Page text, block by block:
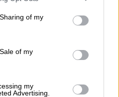
of my
of my
my
Advertising.
vacunación contra el
45% de los españoles ha
de la vacuna contra la
la pauta completa.
se van cumpliendo y,
completade los
riesgo, las autoridades
también a
vacunación del grupo de